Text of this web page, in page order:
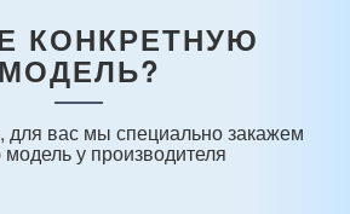
КОНКРЕТНУЮ
МОДЕЛЬ?
для вас мы специально закажем
у производителя